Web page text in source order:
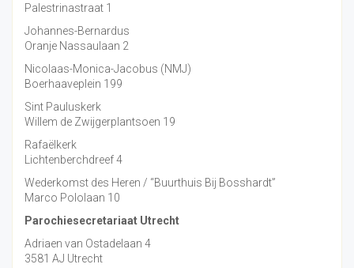
Palestrinastraat 1
Johannes-Bernardus
Oranje Nassaulaan 2
Nicolaas-Monica-Jacobus (NMJ)
Boerhaaveplein 199
Sint Pauluskerk
Willem de Zwijgerplantsoen 19
Rafaëlkerk
Lichtenberchdreef 4
Wederkomst des Heren / “Buurthuis Bij Bosshardt”
Marco Pololaan 10
Parochiesecretariaat Utrecht
Adriaen van Ostadelaan 4
3581 AJ Utrecht